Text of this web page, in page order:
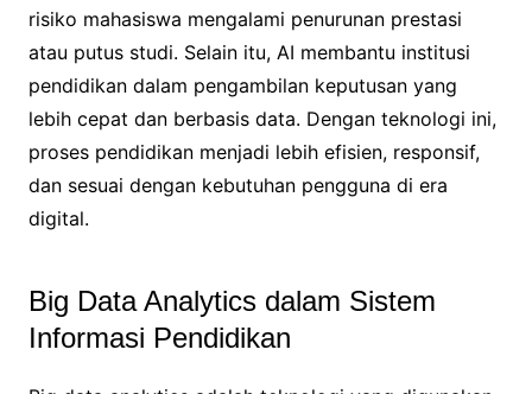
risiko mahasiswa mengalami penurunan prestasi
atau putus studi. Selain itu, AI membantu institusi
pendidikan dalam pengambilan keputusan yang
lebih cepat dan berbasis data. Dengan teknologi ini,
proses pendidikan menjadi lebih efisien, responsif,
dan sesuai dengan kebutuhan pengguna di era
digital.
Big Data Analytics dalam Sistem
Informasi Pendidikan